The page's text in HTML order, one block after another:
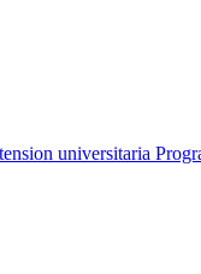
universitaria